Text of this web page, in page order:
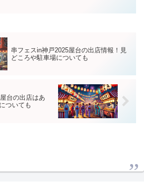
串フェスin神戸2025屋台の出店情報！見
どころや駐車場についても
台の出店はあ
ついても